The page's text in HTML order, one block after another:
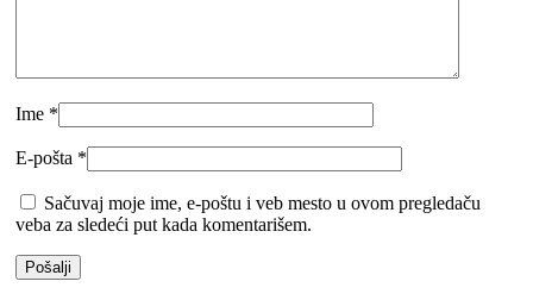
Ime *
E-pošta *
Sačuvaj moje ime, e-poštu i veb mesto u ovom pregledaču
veba za sledeći put kada komentarišem.